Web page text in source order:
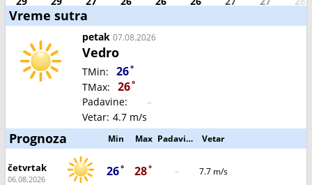
Vreme sutra
petak 07.08.2026
Vedro
TMin: 26˚
TMax: 26˚
Padavine:
–
Vetar: 4.7 m/s
Prognoza Min Max Padavine Vetar
četvrtak
06.08.2026
26˚ 28˚ – 7.7 m/s